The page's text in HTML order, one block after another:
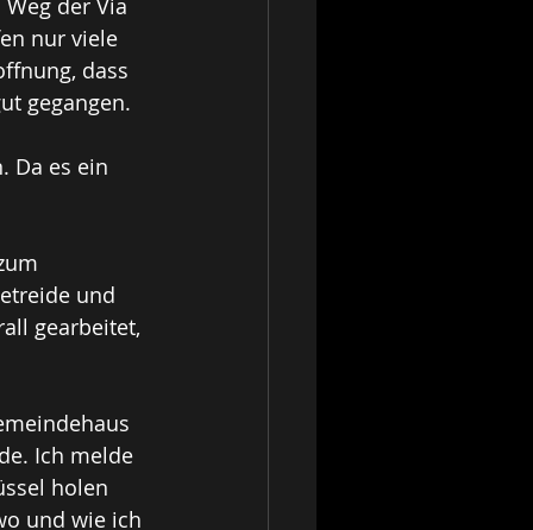
der Via
nur viele
dass
gegangen.
Da es ein
und
gearbeitet,
Ich melde
holen
und wie ich